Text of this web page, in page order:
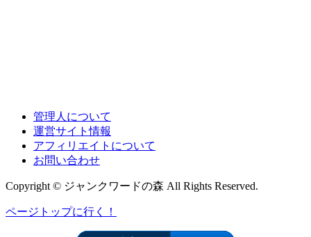
管理人について
運営サイト情報
アフィリエイトについて
お問い合わせ
Copyright © ジャンクワードの森 All Rights Reserved.
ページトップに行く！